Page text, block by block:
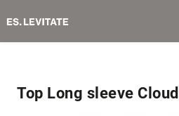
Top Long sleeve Cloud